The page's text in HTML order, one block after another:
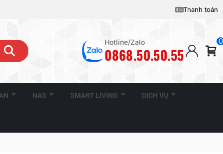
Thanh toán
Hotline/Zalo
0868.50.50.55
0
NAS SMART LIVING DỊCH VỤ